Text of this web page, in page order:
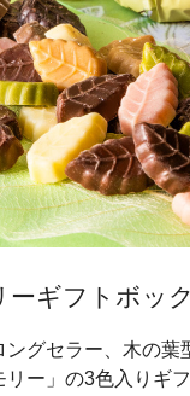
ーギフトボッ
ングセラー、木の葉
リー」の3色入りギ